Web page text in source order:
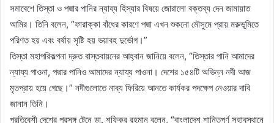
সমাবেশে তিস্তা ও পদ্মার পানির ন্যায্য হিস্যার বিষয়ে জোরালো বক্তব্য দেন জামায়াত
আমির। তিনি বলেন, “ফারাক্কা বাঁধের কারণে পদ্মা এখন শুকনো মৌসুমে প্রায় মরুভূমিতে
পরিণত হয় এবং বর্ষায় সৃষ্টি হয় ভয়াবহ দুর্ভোগ।”
তিস্তা মহাপরিকল্পনা দ্রুত বাস্তবায়নের আহ্বান জানিয়ে বলেন, “তিস্তার পানি আমাদের
ন্যায্য পাওনা, পদ্মার পানিও আমাদের ন্যায্য পাওনা। দেশের ১৫৪টি অভিন্ন নদী আজ
মৃতপ্রায় হয়ে গেছে।” নদীগুলোতে নাব্য ফিরিয়ে আনতে কার্যকর পদক্ষেপ নেওয়ার দাবি
জানান তিনি।
প্রতিবেশী দেশের প্রসঙ্গ টেনে ডা. শফিকুর রহমান বলেন, “বাংলাদেশ শান্তিপূর্ণ সহাবস্থানে